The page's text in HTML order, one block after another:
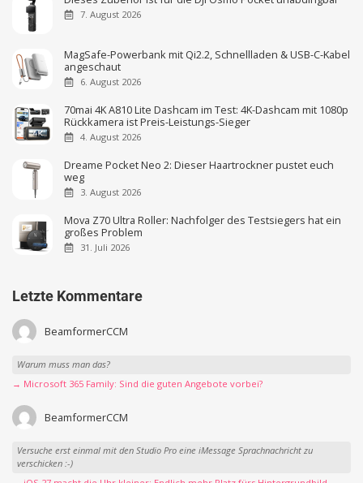
7. August 2026
MagSafe-Powerbank mit Qi2.2, Schnellladen & USB-C-Kabel
angeschaut
6. August 2026
70mai 4K A810 Lite Dashcam im Test: 4K-Dashcam mit 1080p
Rückkamera ist Preis-Leistungs-Sieger
4. August 2026
Dreame Pocket Neo 2: Dieser Haartrockner pustet euch
weg
3. August 2026
Mova Z70 Ultra Roller: Nachfolger des Testsiegers hat ein
großes Problem
31. Juli 2026
Letzte Kommentare
BeamformerCCM
Warum muss man das?
→ Microsoft 365 Family: Sind die guten Angebote vorbei?
BeamformerCCM
Versuche erst einmal mit den Studio Pro eine iMessage Sprachnachricht zu
verschicken :-)